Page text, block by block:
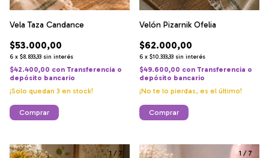
Vela Taza Candance
$53.000,00
6 x $8.833,33 sin interés
$42.400,00 con Transferencia o
depósito bancario
¡Solo quedan 3 en stock!
Comprar
Velón Pizarnik Ofelia
$62.000,00
6 x $10.333,33 sin interés
$49.600,00 con Transferencia o
depósito bancario
¡No te lo pierdas, es el último!
Comprar
1 / 7 1 / 7